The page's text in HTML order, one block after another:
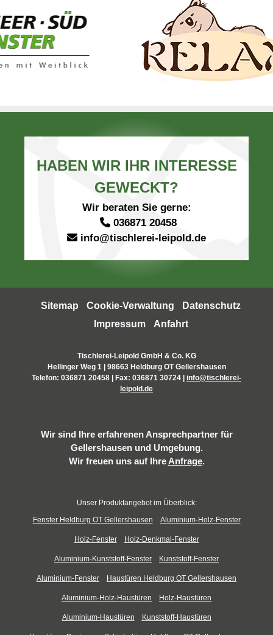
HABEN WIR IHR INTERESSE
GEWECKT?
Wir beraten Sie gerne:
036871 20458
info@tischlerei-leipold.de
Sitemap Cookie-Verwaltung
Datenschutz
Impressum
Anfahrt
Tischlerei-Leipold GmbH & Co. KG
Hellinger Weg 1 | 98663 Heldburg OT Gellershausen
Telefon: 036871 20458 | Fax: 036871 30724 | info@tischlerei-
leipold.de
Wir sind Ihre erfahrenen Ansprechpartner für
Gellershausen und Umgebung.
Wir freuen uns auf Ihre Anfrage.
Unser Produktangebot im Überblick:
Fenster Heldburg OT Gellershausen
Aluminium-Holz-Fenster
Holz-Fenster Holz-Denkmal-Fenster
Aluminium-Kunststoff-Fenster Kunststoff-Fenster
Aluminium-Fenster Haustüren Heldburg OT Gellershausen
Aluminium-Holz-Haustüren Holz-Haustüren
Aluminium-Haustüren Kunststoff-Haustüren